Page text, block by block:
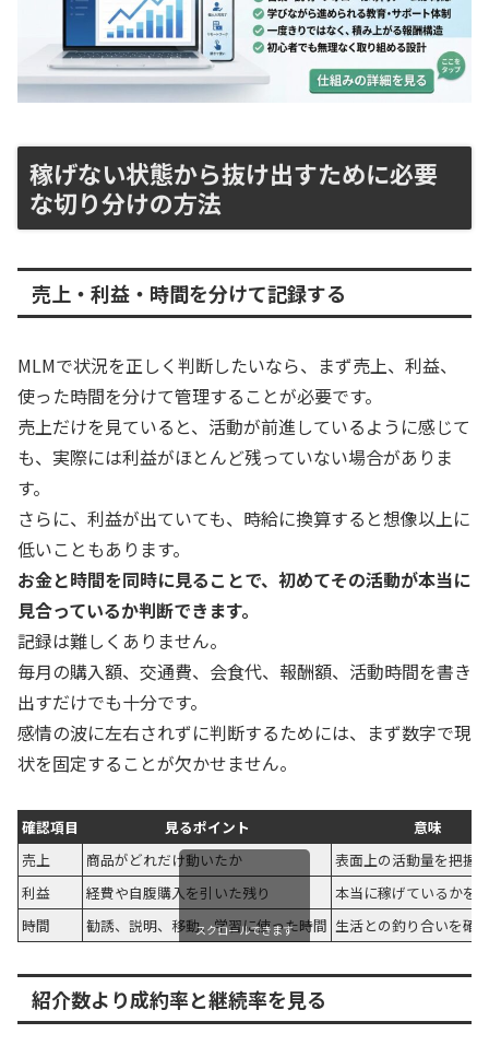
稼げない状態から抜け出すために必要
な切り分けの方法
売上・利益・時間を分けて記録する
MLMで状況を正しく判断したいなら、まず売上、利益、
使った時間を分けて管理することが必要です。
売上だけを見ていると、活動が前進しているように感じて
も、実際には利益がほとんど残っていない場合がありま
す。
さらに、利益が出ていても、時給に換算すると想像以上に
低いこともあります。
お金と時間を同時に見ることで、初めてその活動が本当に
見合っているか判断できます。
記録は難しくありません。
毎月の購入額、交通費、会食代、報酬額、活動時間を書き
出すだけでも十分です。
感情の波に左右されずに判断するためには、まず数字で現
状を固定することが欠かせません。
確認項目 見るポイント
意味
売上
商品がどれだけ動いたか
表面上の活動量を把握
利益
経費や自腹購入を引いた残り
本当に稼げているかを
時間
勧誘、説明、移動、学習に使った時間 生活との釣り合いを確
スクロールできます
紹介数より成約率と継続率を見る